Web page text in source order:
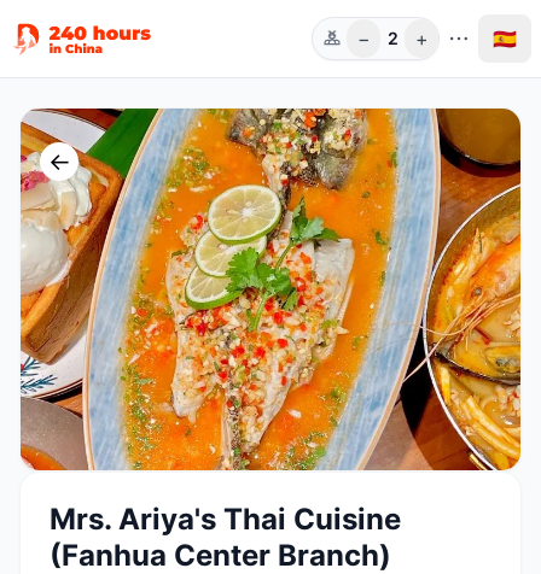
Pers.
− 2 + 🇪🇸
←
Mrs. Ariya's Thai Cuisine
(Fanhua Center Branch)